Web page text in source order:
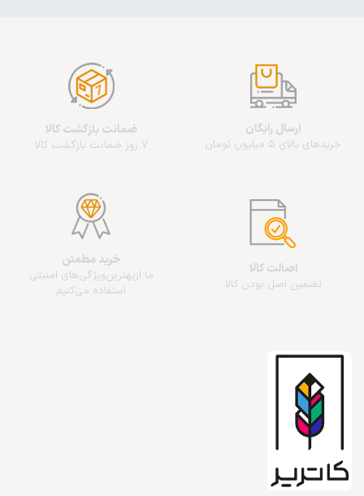
ارسال رایگان
خریدهای بالای 5 میلیون تومان
ضمانت بازگشت کالا
7 روز ضمانت بازگشت کالا
اصالت کالا
تضمین اصل بودن کالا
خرید مطمئن
ما از‌بهترین‌ویژگی‌های امنیتی
استفاده می‌کنیم